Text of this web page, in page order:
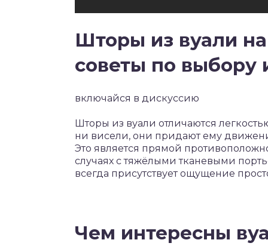
Шторы из вуали
советы по выбору
включайся в дискуссию
Шторы из вуали отличаются
ни висели, они придают ему
Это является прямой
случаях с тяжёлыми тканевыми
всегда присутствует ощущение
Чем интересны